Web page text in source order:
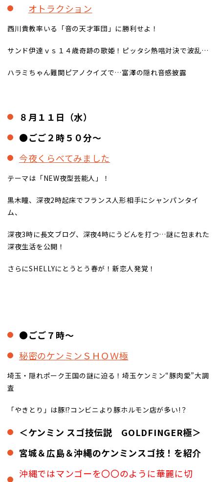
オトラクション
西川貴教率いる「音の天才軍団」に勝利せよ！
サンド伊達ｖｓ１４歳奇跡の歌姫！ピッタシ熱唱対決で波乱…
ハラミちゃん難関ピアノクイズで…富澤の隠れ音感披露
８月１１日（水）
●ごご２時５０分～
今夜くらべてみました
テーマは「NEW夜型芸能人」！
黒木瞳、深夜2時起床でフランス人形相手にシャンパンタイ
ム、
深夜3時に長文ブログ、深夜4時にうどんを打つ…謎に包まれた
深夜生活を公開！
さらにSHELLYにとうとう春が！新恋人発覚！
●ごご７時～
秘密のケンミンＳＨＯＷ極
埼玉・隠れポーク王国の謎に迫る！埼玉ケンミン“豚肉愛”大調
査
「やきとり」は豚!?コンビニより豚ホルモン店が多い!？
＜ケンミン スゴ技伝説 GOLDFINGER極＞
宮城＆広島＆沖縄のケンミンスゴ技！を紹介
沖縄ではマンゴーを〇〇のように華麗に切